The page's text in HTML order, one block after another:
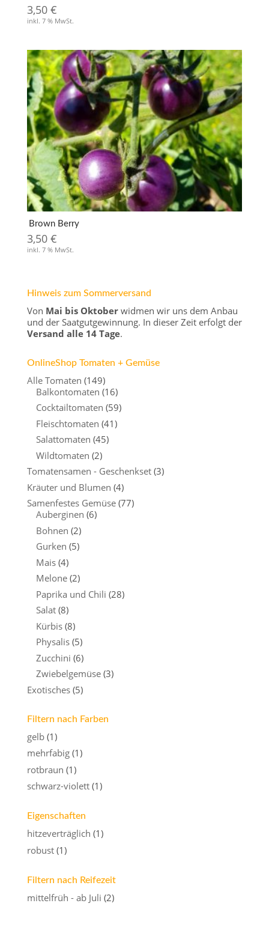
3,50 €
inkl. 7 % MwSt.
Brown Berry
3,50 €
inkl. 7 % MwSt.
Hinweis zum Sommerversand
Von Mai bis Oktoberwidmen wir uns dem Anbau
und der Saatgutgewinnung. In dieser Zeit erfolgt der
Versand alle 14 Tage.
OnlineShop Tomaten + Gemüse
Alle Tomaten (149)
Balkontomaten (16)
Cocktailtomaten (59)
Fleischtomaten (41)
Salattomaten (45)
Wildtomaten (2)
Tomatensamen - Geschenkset (3)
Kräuter und Blumen (4)
Samenfestes Gemüse (77)
Auberginen (6)
Bohnen (2)
Gurken (5)
Mais (4)
Melone (2)
Paprika und Chili (28)
Salat (8)
Kürbis (8)
Physalis (5)
Zucchini (6)
Zwiebelgemüse (3)
Exotisches (5)
Filtern nach Farben
gelb (1)
mehrfabig (1)
rotbraun (1)
schwarz-violett (1)
Eigenschaften
hitzeverträglich (1)
robust (1)
Filtern nach Reifezeit
mittelfrüh - ab Juli (2)